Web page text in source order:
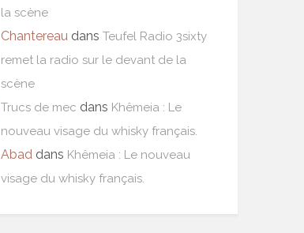
la scène
Chantereau dans Teufel Radio 3sixty
remet la radio sur le devant de la
scène
Trucs de mec dans Khêmeia : Le
nouveau visage du whisky français.
Abad dans Khêmeia : Le nouveau
visage du whisky français.